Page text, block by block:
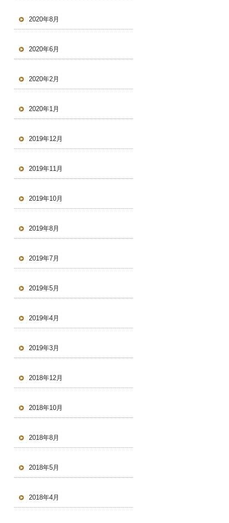
2020年8月
2020年6月
2020年2月
2020年1月
2019年12月
2019年11月
2019年10月
2019年8月
2019年7月
2019年5月
2019年4月
2019年3月
2018年12月
2018年10月
2018年8月
2018年5月
2018年4月